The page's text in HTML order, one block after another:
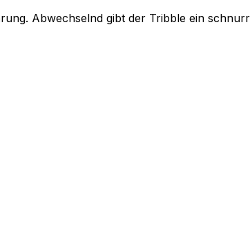
Abwechselnd gibt der Tribble ein